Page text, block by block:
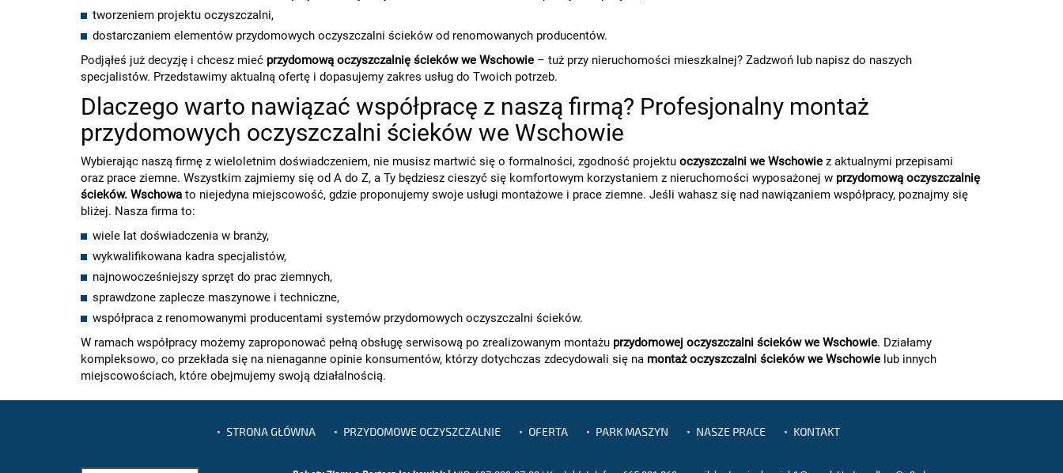
tworzeniem projektu oczyszczalni,
dostarczaniem elementów przydomowych oczyszczalni ścieków od renomowanych producentów.
Podjąłeś już decyzję i chcesz mieć przydomową oczyszczalnię ścieków we Wschowie – tuż przy nieruchomości mieszkalnej? Zadzwoń lub napisz do naszych
specjalistów. Przedstawimy aktualną ofertę i dopasujemy zakres usług do Twoich potrzeb.
Dlaczego warto nawiązać współpracę z naszą firmą? Profesjonalny montaż
przydomowych oczyszczalni ścieków we Wschowie
Wybierając naszą firmę z wieloletnim doświadczeniem, nie musisz martwić się o formalności, zgodność projektu oczyszczalni we Wschowie z aktualnymi przepisami
oraz prace ziemne. Wszystkim zajmiemy się od A do Z, a Ty będziesz cieszyć się komfortowym korzystaniem z nieruchomości wyposażonej w przydomową oczyszczalnię
ścieków. Wschowa to niejedyna miejscowość, gdzie proponujemy swoje usługi montażowe i prace ziemne. Jeśli wahasz się nad nawiązaniem współpracy, poznajmy się
bliżej. Nasza firma to:
wiele lat doświadczenia w branży,
wykwalifikowana kadra specjalistów,
najnowocześniejszy sprzęt do prac ziemnych,
sprawdzone zaplecze maszynowe i techniczne,
współpraca z renomowanymi producentami systemów przydomowych oczyszczalni ścieków.
W ramach współpracy możemy zaproponować pełną obsługę serwisową po zrealizowanym montażu przydomowej oczyszczalni ścieków we Wschowie. Działamy
kompleksowo, co przekłada się na nienaganne opinie konsumentów, którzy dotychczas zdecydowali się na montaż oczyszczalni ścieków we Wschowie lub innych
miejscowościach, które obejmujemy swoją działalnością.
STRONA GŁÓWNA PRZYDOMOWE OCZYSZCZALNIE OFERTA PARK MASZYN NASZE PRACE KONTAKT